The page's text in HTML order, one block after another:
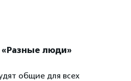
«Разные люди»
общие для всех